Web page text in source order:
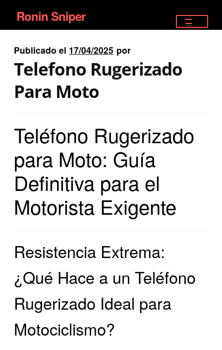
Ir
a
la
navegación
Ir
al
contenido
Ronin Sniper
EQUIPAMIENTO ÉLITE
SATELITALES
Publicado el 17/04/2025 por
Telefono Rugerizado
Para Moto
Teléfono Rugerizado
para Moto: Guía
Definitiva para el
Motorista Exigente
Resistencia Extrema:
¿Qué Hace a un Teléfono
Rugerizado Ideal para
Motociclismo?